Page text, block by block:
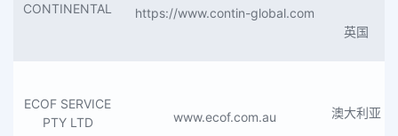
CONTINENTAL https://www.contin-global.com
英国
ECOF SERVICE
PTY LTD
www.ecof.com.au 澳大利亚